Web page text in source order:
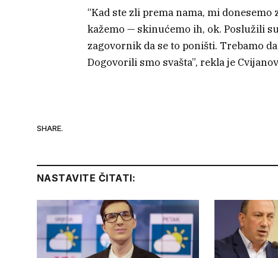
“Kad ste zli prema nama, mi
kažemo — skinućemo ih, ok. Poslužili
zagovornik da se to poništi. Trebamo
Dogovorili smo svašta”, rekla je
SHARE.
NASTAVITE ČITATI: